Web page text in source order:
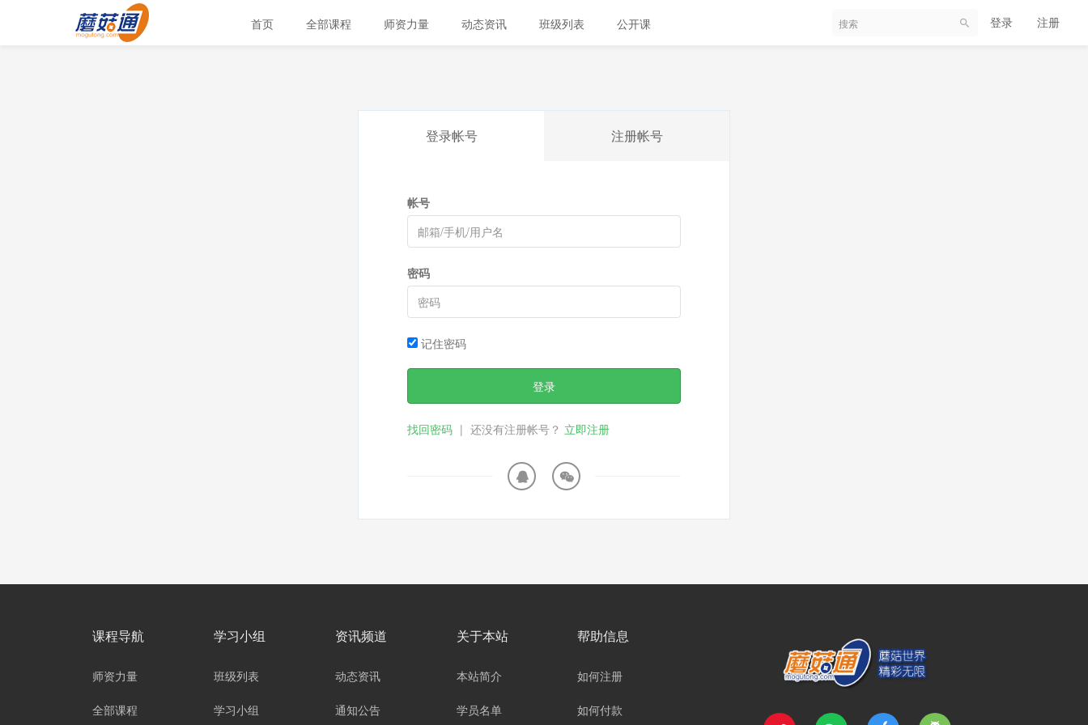
首页 全部课程 师资力量 动态资讯 班级列表 公开课 登录 注册
登录帐号 注册帐号
帐号
密码
记住密码
登录
找回密码 | 还没有注册帐号？ 立即注册
课程导航
师资力量
全部课程
学习小组
班级列表
学习小组
资讯频道
动态资讯
通知公告
关于本站
本站简介
学员名单
帮助信息
如何注册
如何付款